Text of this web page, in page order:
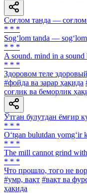
Соғлом танда — соғлом
* * *
Sog‘lom tanda —
* * *
A sound. mind in a sound
* * *
Здоровом теле
#фойда ва зарар ҳақида
соғлик ва беморлик
Ўтган булутдан ёмғир
* * *
O‘tgan bulutdan yomg‘ir
* * *
The mill cannot grind
* * *
Что прошло, того не
#умр, вақт #вақт ва
ҳақида